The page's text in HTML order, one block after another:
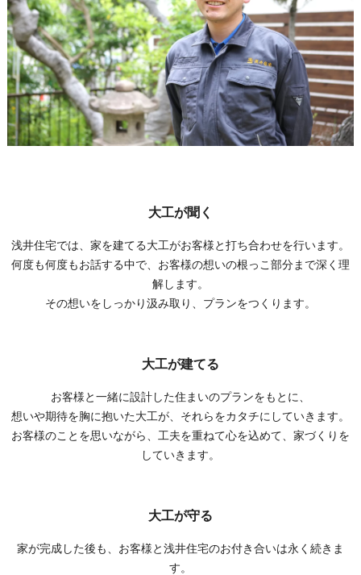
大工が聞く
浅井住宅では、家を建てる大工がお客様と打ち合わせを行います。
何度も何度もお話する中で、お客様の想いの根っこ部分まで深く理
解します。
その想いをしっかり汲み取り、プランをつくります。
大工が建てる
お客様と一緒に設計した住まいのプランをもとに、
想いや期待を胸に抱いた大工が、それらをカタチにしていきます。
お客様のことを思いながら、工夫を重ねて心を込めて、家づくりを
していきます。
大工が守る
家が完成した後も、お客様と浅井住宅のお付き合いは永く続きま
す。